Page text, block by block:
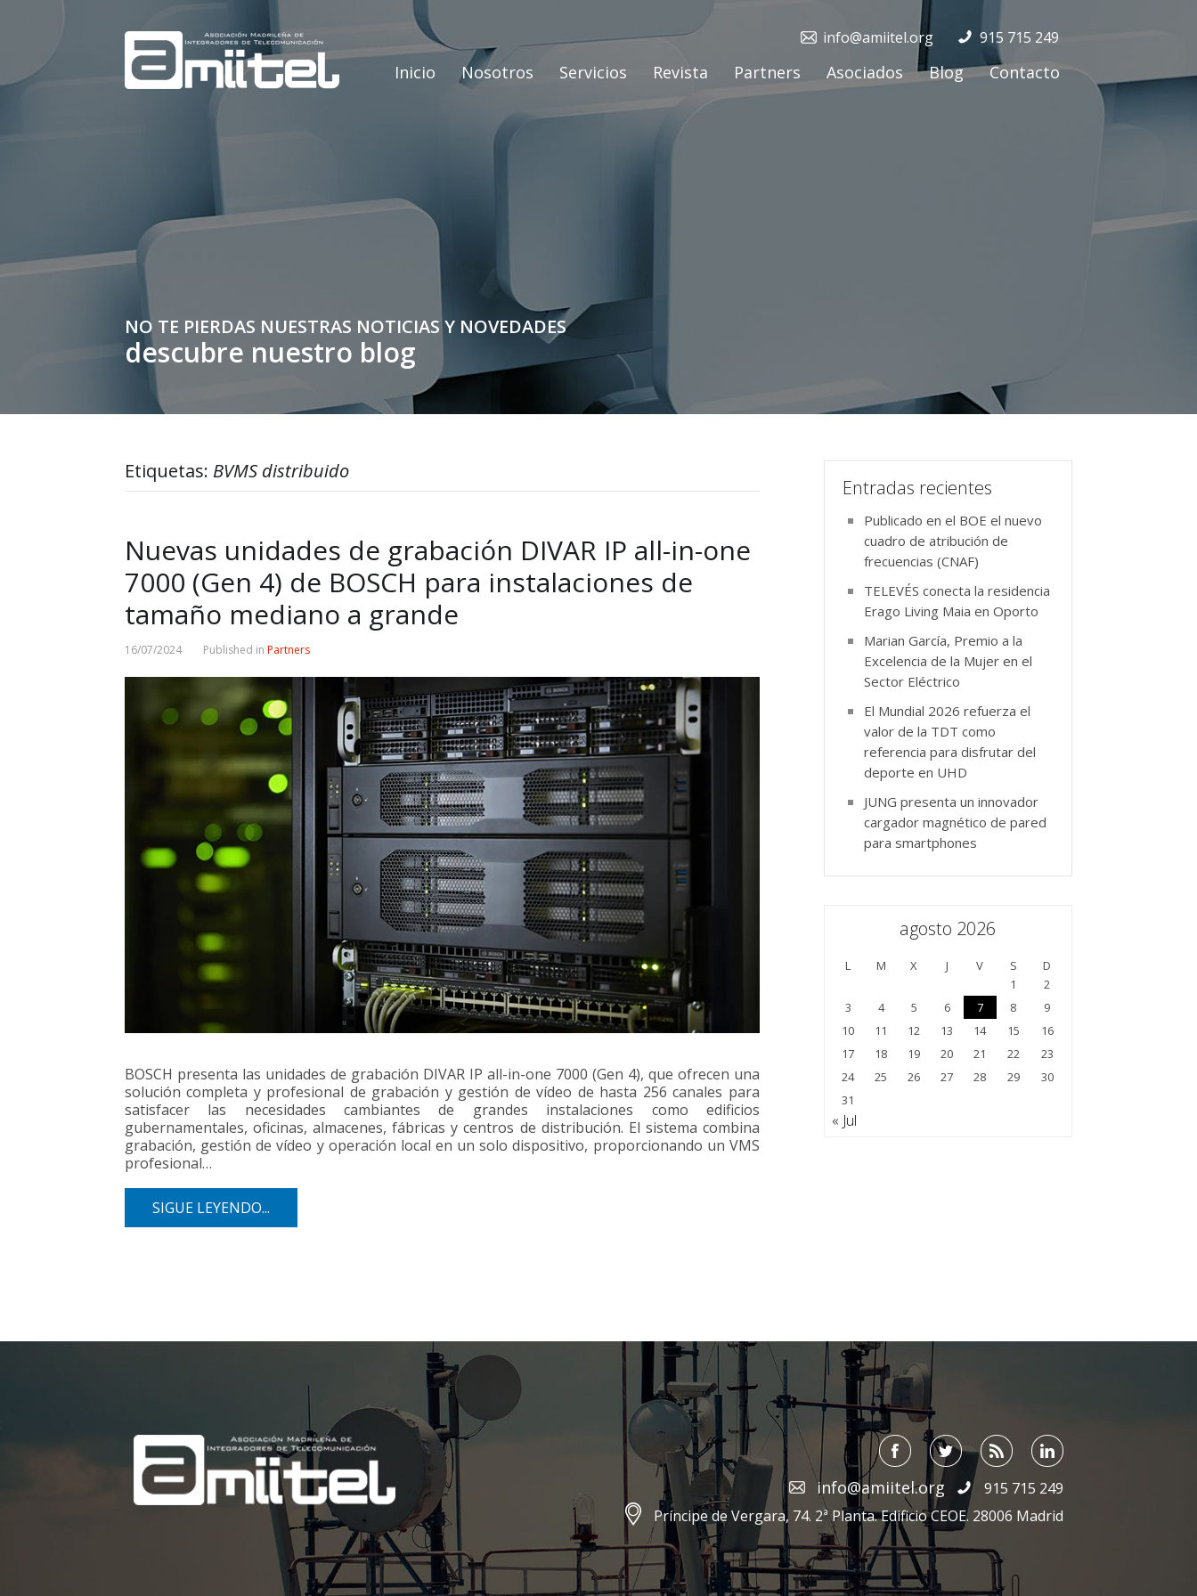
915 715 249
info@amiitel.org
Inicio Nosotros Servicios Revista Partners Asociados Blog Contacto
NO TE PIERDAS NUESTRAS NOTICIAS Y NOVEDADES
descubre nuestro blog
Etiquetas: BVMS distribuido
Nuevas unidades de grabación DIVAR IP all-in-one
7000 (Gen 4) de BOSCH para instalaciones de
tamaño mediano a grande
16/07/2024 Published in Partners
BOSCH presenta las unidades de grabación DIVAR IP all-in-one 7000 (Gen 4), que ofrecen una
solución completa y profesional de grabación y gestión de vídeo de hasta 256 canales para
satisfacer las necesidades cambiantes de grandes instalaciones como edificios
gubernamentales, oficinas, almacenes, fábricas y centros de distribución. El sistema combina
grabación, gestión de vídeo y operación local en un solo dispositivo, proporcionando un VMS
profesional…
SIGUE LEYENDO...
Entradas recientes
Publicado en el BOE el nuevo
cuadro de atribución de
frecuencias (CNAF)
TELEVÉS conecta la residencia
Erago Living Maia en Oporto
Marian García, Premio a la
Excelencia de la Mujer en el
Sector Eléctrico
El Mundial 2026 refuerza el
valor de la TDT como
referencia para disfrutar del
deporte en UHD
JUNG presenta un innovador
cargador magnético de pared
para smartphones
agosto 2026
L M X J V S
D
1
2
3
4 5 6 7 8
9
10
11 12 13 14 15
16
17
18 19 20 21 22
23
24
25 26 27 28 29
30
31
« Jul
;
info@amiitel.org
915 715 249
Príncipe de Vergara, 74. 2ª Planta. Edificio CEOE. 28006 Madrid